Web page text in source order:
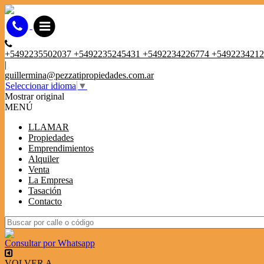
+5492235502037 +5492235245431 +5492234226774
|
guillermina@pezzatipropiedades.com.ar
Seleccionar idioma ▼
Mostrar original
MENÚ
LLAMAR
Propiedades
Emprendimientos
Alquiler
Venta
La Empresa
Tasación
Contacto
Consultar por Whatsapp